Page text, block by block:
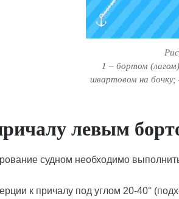
1 – бортом
швартовом на бочку;
левым
судном необходимо
к причалу под углом 20-40°